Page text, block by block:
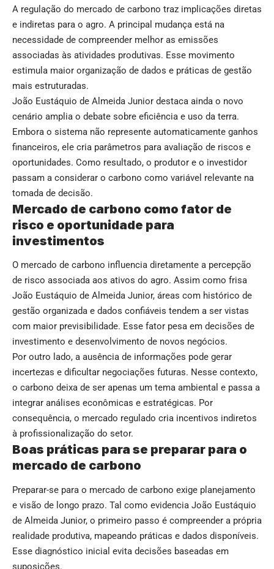
A regulação do mercado de carbono traz implicações diretas
e indiretas para o agro. A principal mudança está na
necessidade de compreender melhor as emissões
associadas às atividades produtivas. Esse movimento
estimula maior organização de dados e práticas de gestão
mais estruturadas.
João Eustáquio de Almeida Junior destaca ainda o novo
cenário amplia o debate sobre eficiência e uso da terra.
Embora o sistema não represente automaticamente ganhos
financeiros, ele cria parâmetros para avaliação de riscos e
oportunidades. Como resultado, o produtor e o investidor
passam a considerar o carbono como variável relevante na
tomada de decisão.
Mercado de carbono como fator de
risco e oportunidade para
investimentos
O mercado de carbono influencia diretamente a percepção
de risco associada aos ativos do agro. Assim como frisa
João Eustáquio de Almeida Junior, áreas com histórico de
gestão organizada e dados confiáveis tendem a ser vistas
com maior previsibilidade. Esse fator pesa em decisões de
investimento e desenvolvimento de novos negócios.
Por outro lado, a ausência de informações pode gerar
incertezas e dificultar negociações futuras. Nesse contexto,
o carbono deixa de ser apenas um tema ambiental e passa a
integrar análises econômicas e estratégicas. Por
consequência, o mercado regulado cria incentivos indiretos
à profissionalização do setor.
Boas práticas para se preparar para o
mercado de carbono
Preparar-se para o mercado de carbono exige planejamento
e visão de longo prazo. Tal como evidencia João Eustáquio
de Almeida Junior, o primeiro passo é compreender a própria
realidade produtiva, mapeando práticas e dados disponíveis.
Esse diagnóstico inicial evita decisões baseadas em
suposições.